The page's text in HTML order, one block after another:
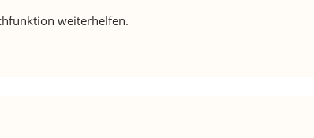
weiterhelfen.